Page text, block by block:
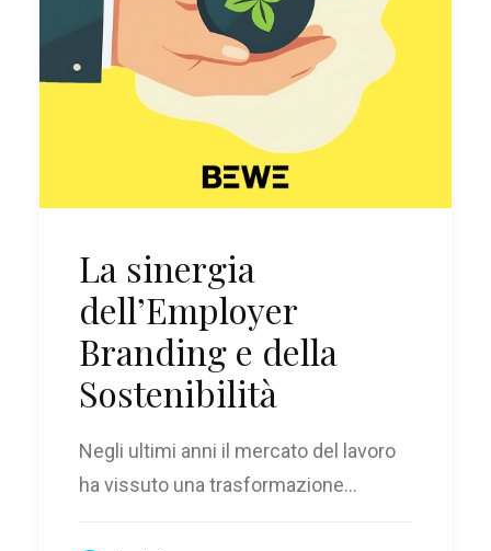
La sinergia
dell’Employer
Branding e della
Sostenibilità
Negli ultimi anni il mercato del lavoro
ha vissuto una trasformazione…